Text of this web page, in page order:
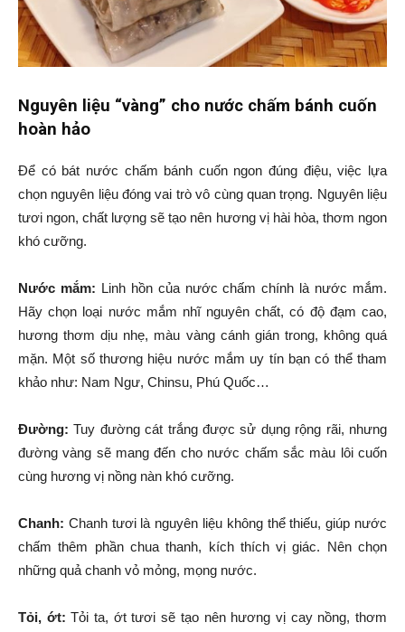
Nguyên liệu “vàng” cho nước chấm bánh cuốn
hoàn hảo
Để có bát nước chấm bánh cuốn ngon đúng điệu, việc lựa
chọn nguyên liệu đóng vai trò vô cùng quan trọng. Nguyên liệu
tươi ngon, chất lượng sẽ tạo nên hương vị hài hòa, thơm ngon
khó cưỡng.
Nước mắm: Linh hồn của nước chấm chính là nước mắm.
Hãy chọn loại nước mắm nhĩ nguyên chất, có độ đạm cao,
hương thơm dịu nhẹ, màu vàng cánh gián trong, không quá
mặn. Một số thương hiệu nước mắm uy tín bạn có thể tham
khảo như: Nam Ngư, Chinsu, Phú Quốc…
Đường: Tuy đường cát trắng được sử dụng rộng rãi, nhưng
đường vàng sẽ mang đến cho nước chấm sắc màu lôi cuốn
cùng hương vị nồng nàn khó cưỡng.
Chanh: Chanh tươi là nguyên liệu không thể thiếu, giúp nước
chấm thêm phần chua thanh, kích thích vị giác. Nên chọn
những quả chanh vỏ mỏng, mọng nước.
Tỏi, ớt: Tỏi ta, ớt tươi sẽ tạo nên hương vị cay nồng, thơm